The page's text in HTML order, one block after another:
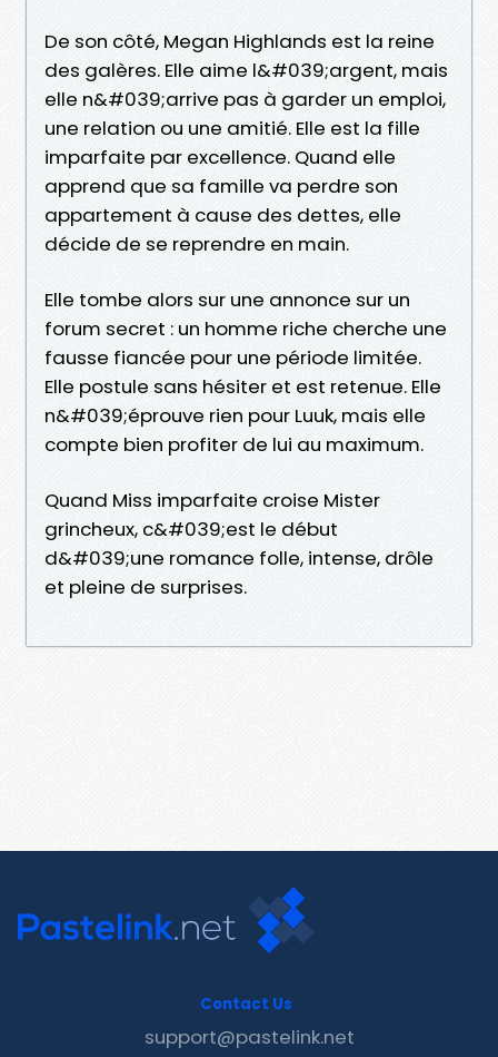
De son côté, Megan Highlands est la reine
des galères. Elle aime l&#039;argent, mais
elle n&#039;arrive pas à garder un emploi,
une relation ou une amitié. Elle est la fille
imparfaite par excellence. Quand elle
apprend que sa famille va perdre son
appartement à cause des dettes, elle
décide de se reprendre en main.
Elle tombe alors sur une annonce sur un
forum secret : un homme riche cherche une
fausse fiancée pour une période limitée.
Elle postule sans hésiter et est retenue. Elle
n&#039;éprouve rien pour Luuk, mais elle
compte bien profiter de lui au maximum.
Quand Miss imparfaite croise Mister
grincheux, c&#039;est le début
d&#039;une romance folle, intense, drôle
et pleine de surprises.
Contact Us
support@pastelink.net